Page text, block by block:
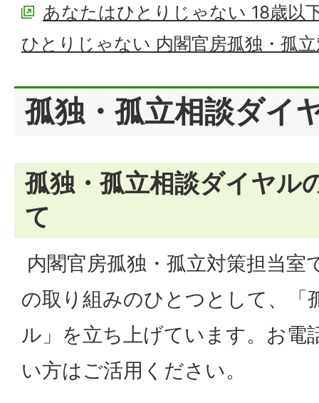
あなたはひとりじゃない 18歳以
ひとりじゃない 内閣官房孤独・孤
孤独・孤立相談ダイ
孤独・孤立相談ダイヤル
て
内閣官房孤独・孤立対策担当室
の取り組みのひとつとして、「
ル」を立ち上げています。お電
い方はご活用ください。